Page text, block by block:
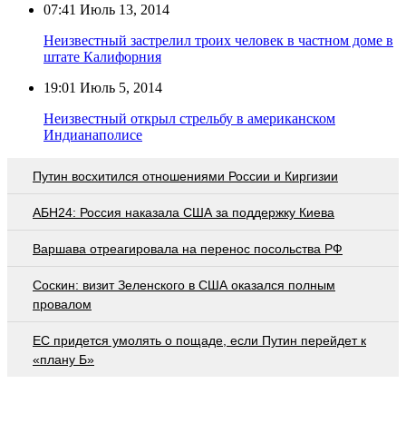
07:41 Июль 13, 2014
Неизвестный застрелил троих человек в частном доме в
штате Калифорния
19:01 Июль 5, 2014
Неизвестный открыл стрельбу в американском
Индианаполисе
Путин восхитился отношениями России и Киргизии
АБН24: Россия наказала США за поддержку Киева
Варшава отреагировала на перенос посольства РФ
Соскин: визит Зеленского в США оказался полным
провалом
EC придется умолять о пощаде, если Путин перейдет к
«плану Б»